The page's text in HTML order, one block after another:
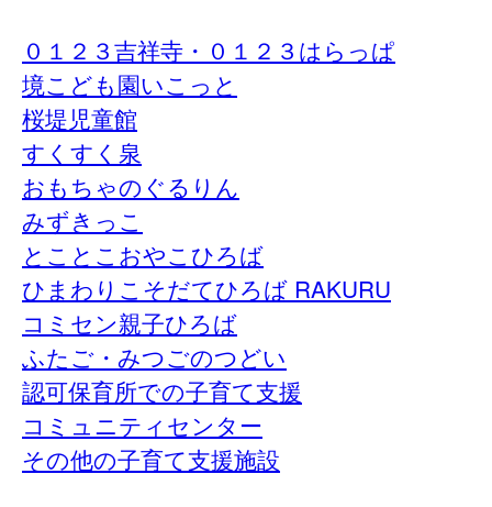
０１２３吉祥寺・０１２３はらっぱ
境こども園いこっと
桜堤児童館
すくすく泉
おもちゃのぐるりん
みずきっこ
とことこおやこひろば
ひまわりこそだてひろば RAKURU
コミセン親子ひろば
ふたご・みつごのつどい
認可保育所での子育て支援
コミュニティセンター
その他の子育て支援施設